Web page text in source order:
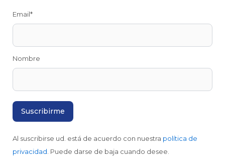
Email*
Nombre
Al suscribirse ud. está de acuerdo con nuestra política de
privacidad . Puede darse de baja cuando desee.